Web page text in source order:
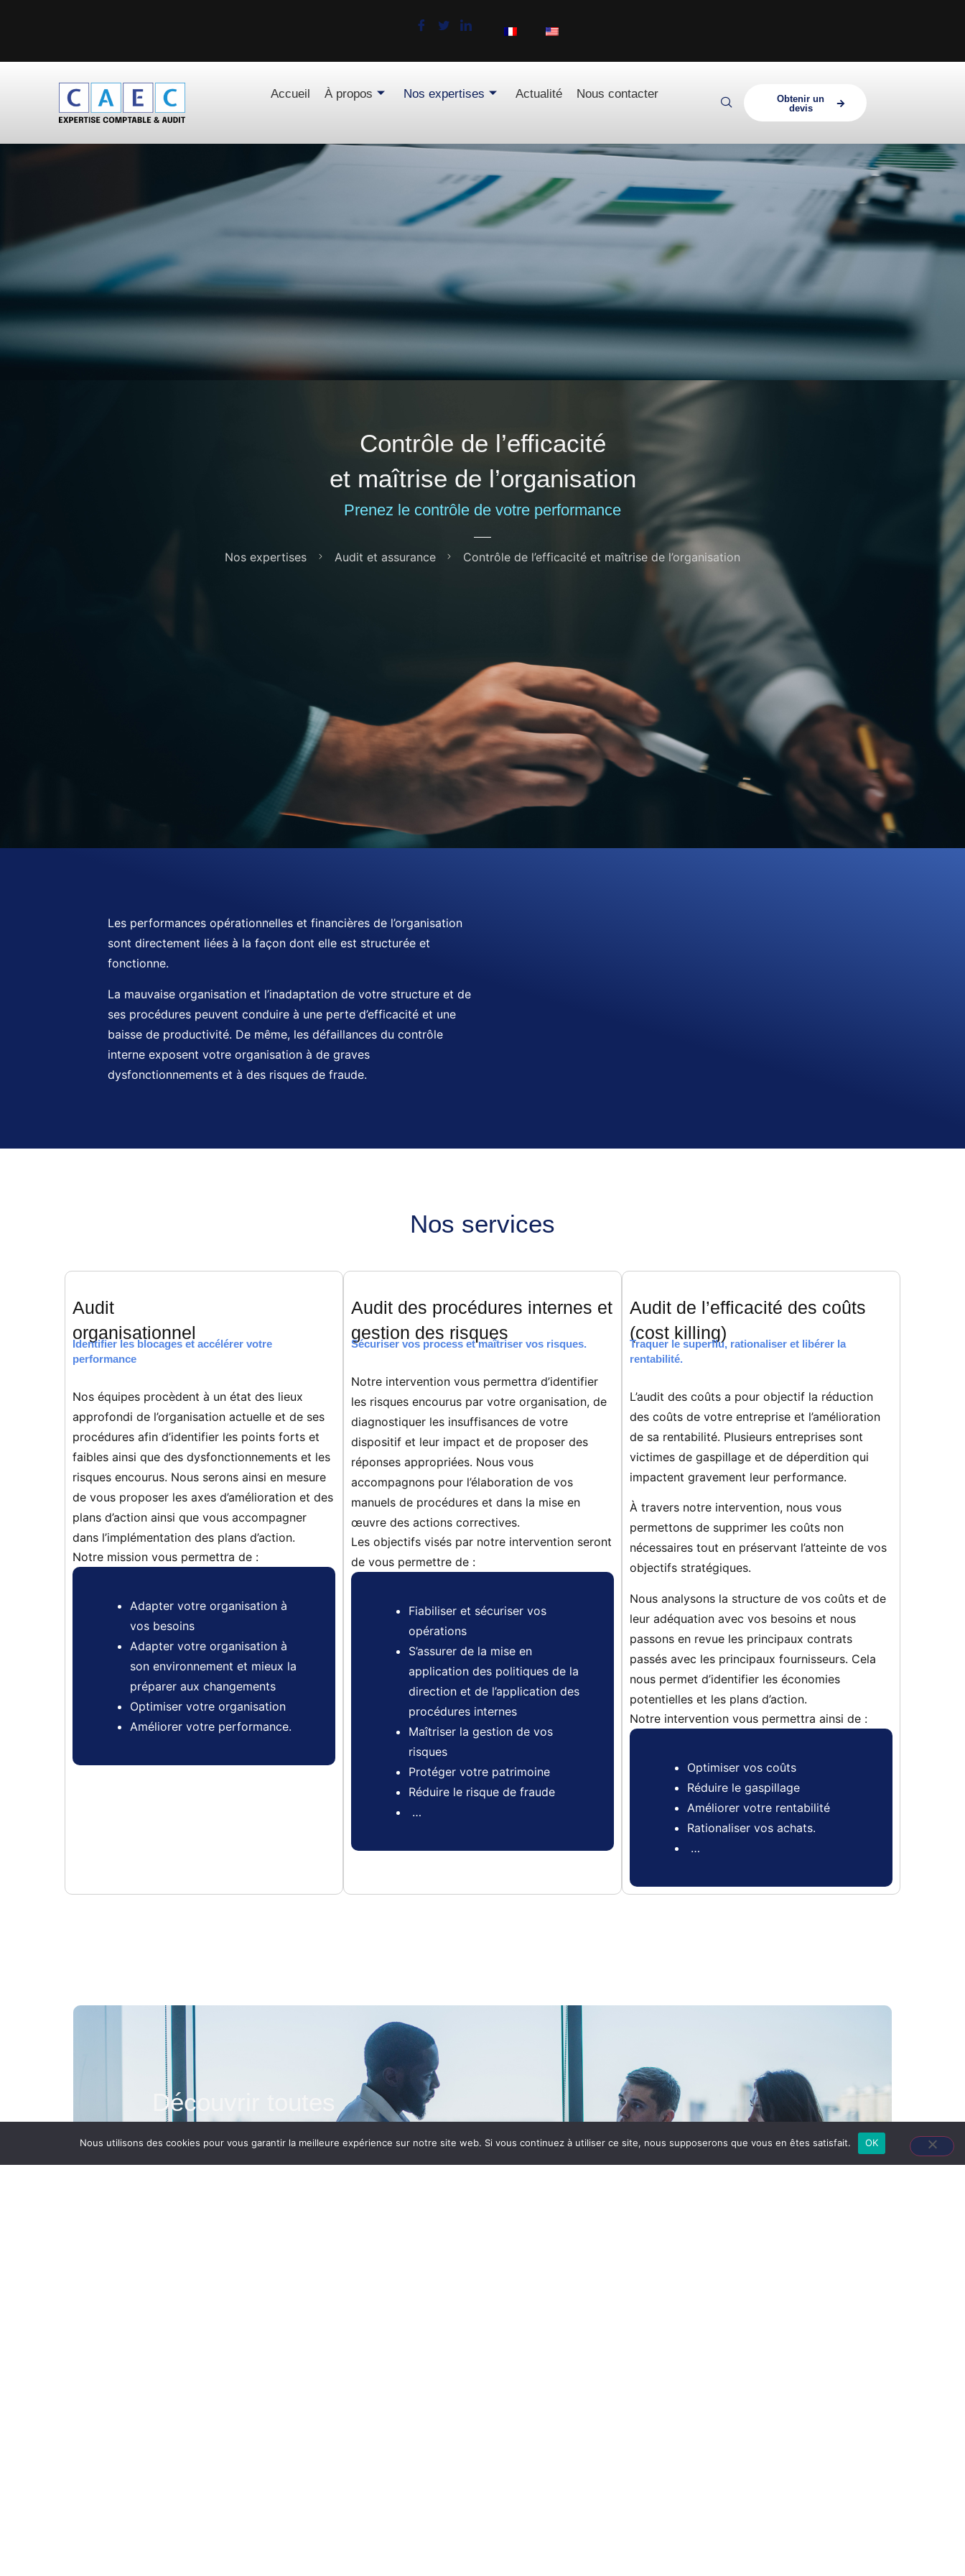
Accueil À propos Nos expertises Actualité Nous contacter
Obtenir un
devis
Contrôle de l’efficacité
et maîtrise de l’organisation
Prenez le contrôle de votre performance
Nos expertises Audit et assurance Contrôle de l’efficacité et maîtrise de l’organisation
Les performances opérationnelles et financières de l’organisation
sont directement liées à la façon dont elle est structurée et
fonctionne.
La mauvaise organisation et l’inadaptation de votre structure et de
ses procédures peuvent conduire à une perte d’efficacité et une
baisse de productivité. De même, les défaillances du contrôle
interne exposent votre organisation à de graves
dysfonctionnements et à des risques de fraude.
Nos services
Audit
organisationnel
Identifier les blocages et accélérer votre
performance
Nos équipes procèdent à un état des lieux
approfondi de l’organisation actuelle et de ses
procédures afin d’identifier les points forts et
faibles ainsi que des dysfonctionnements et les
risques encourus. Nous serons ainsi en mesure
de vous proposer les axes d’amélioration et des
plans d’action ainsi que vous accompagner
dans l’implémentation des plans d’action.
Notre mission vous permettra de :
Adapter votre organisation à
vos besoins
Adapter votre organisation à
son environnement et mieux la
préparer aux changements
Optimiser votre organisation
Améliorer votre performance.
Audit des procédures internes et
gestion des risques
Sécuriser vos process et maîtriser vos risques.
Notre intervention vous permettra d’identifier
les risques encourus par votre organisation, de
diagnostiquer les insuffisances de votre
dispositif et leur impact et de proposer des
réponses appropriées. Nous vous
accompagnons pour l’élaboration de vos
manuels de procédures et dans la mise en
œuvre des actions correctives.
Les objectifs visés par notre intervention seront
de vous permettre de :
Fiabiliser et sécuriser vos
opérations
S’assurer de la mise en
application des politiques de la
direction et de l’application des
procédures internes
Maîtriser la gestion de vos
risques
Protéger votre patrimoine
Réduire le risque de fraude
…
Audit de l’efficacité des coûts
(cost killing)
Traquer le superflu, rationaliser et libérer la
rentabilité.
L’audit des coûts a pour objectif la réduction
des coûts de votre entreprise et l’amélioration
de sa rentabilité. Plusieurs entreprises sont
victimes de gaspillage et de déperdition qui
impactent gravement leur performance.
À travers notre intervention, nous vous
permettons de supprimer les coûts non
nécessaires tout en préservant l’atteinte de vos
objectifs stratégiques.
Nous analysons la structure de vos coûts et de
leur adéquation avec vos besoins et nous
passons en revue les principaux contrats
passés avec les principaux fournisseurs. Cela
nous permet d’identifier les économies
potentielles et les plans d’action.
Notre intervention vous permettra ainsi de :
Optimiser vos coûts
Réduire le gaspillage
Améliorer votre rentabilité
Rationaliser vos achats.
…
Découvrir toutes
nos expertises
Nous utilisons des cookies pour vous garantir la meilleure expérience sur notre site web. Si vous continuez à utiliser ce site, nous supposerons que vous en êtes satisfait. OK